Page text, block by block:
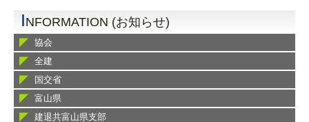
INFORMATION (お知らせ)
協会
全建
国交省
富山県
建退共富山県支部